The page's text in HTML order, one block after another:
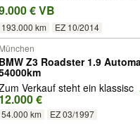
€ VB
193.000 km EZ 10/2014
München
BMW Z3 Roadster 1.9
Verkauf steht ein klassisc
12.000 €
54.000 km EZ 03/1997